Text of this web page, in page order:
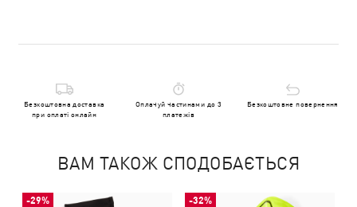
Безкоштовна доставка
при оплаті онлайн
Оплачуй частинами до 3
платежів
Безкоштовне повернення
ВАМ ТАКОЖ СПОДОБАЄТЬСЯ
-29% -32%